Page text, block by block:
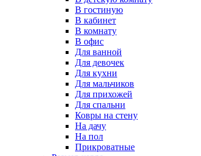
В гостиную
В кабинет
В комнату
В офис
Для ванной
Для девочек
Для кухни
Для мальчиков
Для прихожей
Для спальни
Ковры на стену
На дачу
На пол
Прикроватные